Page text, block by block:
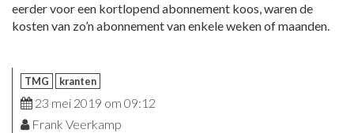
eerder voor een kortlopend abonnement koos, waren de
kosten van zo’n abonnement van enkele weken of maanden.
TMG kranten
23 mei 2019 om 09:12
Frank Veerkamp